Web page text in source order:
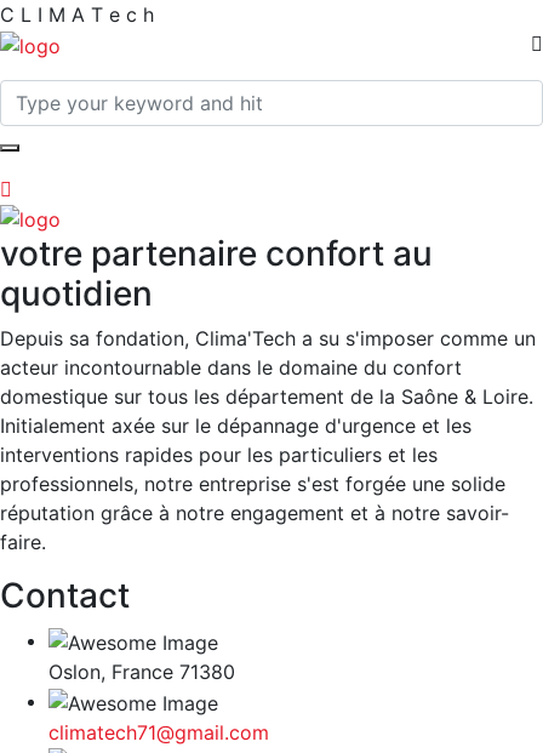
C L I M A T e c h
votre partenaire confort au
quotidien
Depuis sa fondation, Clima'Tech a su s'imposer comme un
acteur incontournable dans le domaine du confort
domestique sur tous les département de la Saône & Loire.
Initialement axée sur le dépannage d'urgence et les
interventions rapides pour les particuliers et les
professionnels, notre entreprise s'est forgée une solide
réputation grâce à notre engagement et à notre savoir-
faire.
Contact
Oslon, France 71380
climatech71@gmail.com